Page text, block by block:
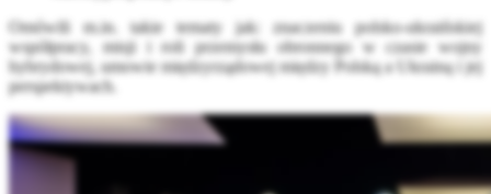
Omówili m.in. takie tematy jak: znaczeniu polsko-ukraińskiej
współpracy, misji i roli przemysłu obronnego w czasie wojny
hybrydowej, umowie międzyrządowej między Polską a Ukrainą i jej
perspektywach.